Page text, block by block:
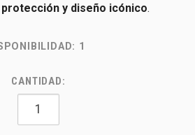
y diseño icónico.
1
CANTIDAD: